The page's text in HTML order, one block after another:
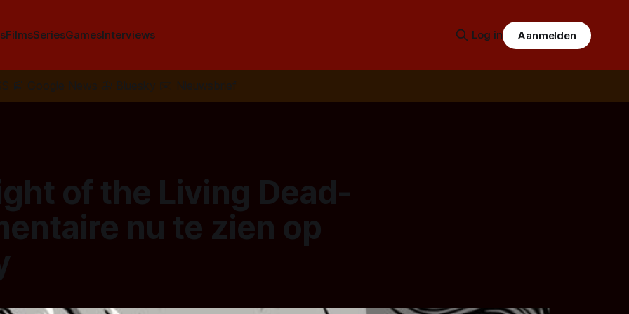
FilmsSeriesGamesInterviews Log in Aanmelden
📰 Google News 🦋 Bluesky ✉️ Nieuwsbrief
of the Living Dead-
nu te zien op